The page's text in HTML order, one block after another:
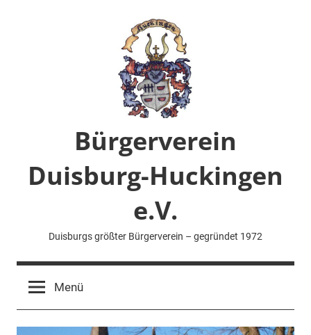
Bürgerverein
Duisburg-Huckingen
e.V.
Duisburgs größter Bürgerverein – gegründet 1972
Menü